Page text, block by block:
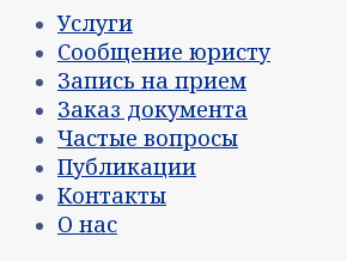
Услуги
Сообщение юристу
Запись на прием
Заказ документа
Частые вопросы
Публикации
Контакты
О нас